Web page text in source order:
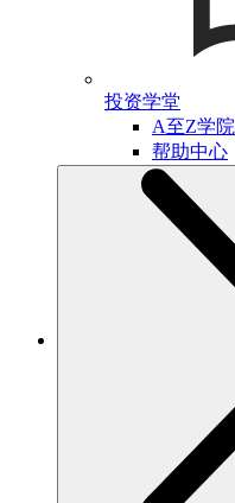
投资学堂
A至Z学院
帮助中心